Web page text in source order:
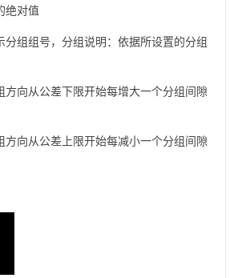
绝对值
分组组号，分组说明：依据所设置的分组
方向从公差下限开始每增大一个分组间隙
方向从公差上限开始每减小一个分组间隙